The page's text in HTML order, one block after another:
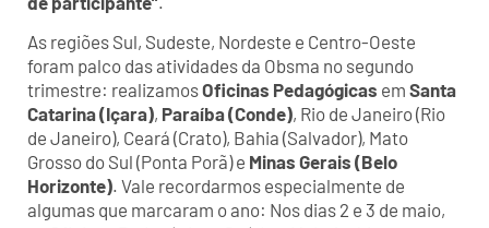
As regiões Sul, Sudeste, Nordeste e Centro-Oeste
foram palco das atividades da Obsma no segundo
trimestre: realizamosOficinas Pedagógicas em Santa
Catarina (Içara), Paraíba (Conde), Rio de Janeiro (Rio
de Janeiro), Ceará (Crato), Bahia (Salvador), Mato
Grosso do Sul (Ponta Porã) e Minas Gerais (Belo
Horizonte). Vale recordarmos especialmente de
algumas que marcaram o ano: Nos dias 2 e 3 de maio,